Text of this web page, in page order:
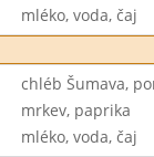
mléko, voda, čaj
chléb Šumava,
mrkev, paprika
mléko, voda, čaj